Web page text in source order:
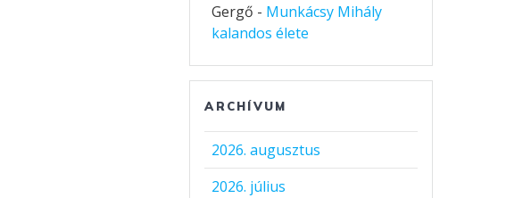
Gergő - Munkácsy Mihály
kalandos élete
ARCHÍVUM
2026. augusztus
2026. július